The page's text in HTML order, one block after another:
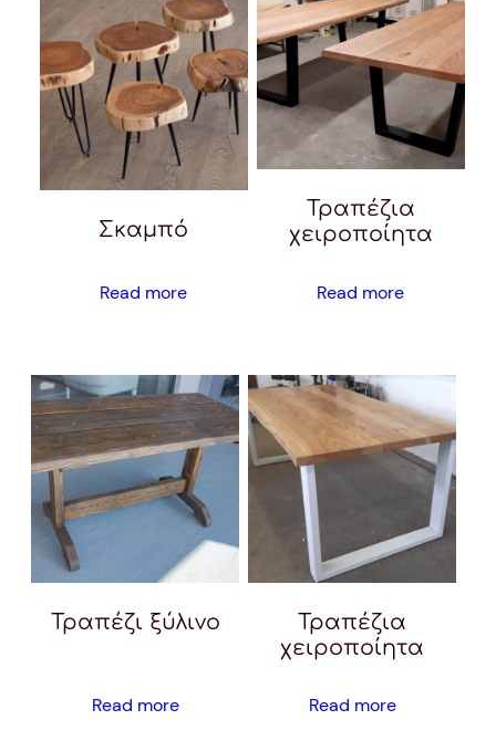
Σκαμπό
Read more
Τραπέζια
χειροποίητα
Read more
Τραπέζι ξύλινο
Read more
Τραπέζια
χειροποίητα
Read more